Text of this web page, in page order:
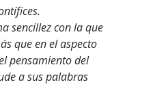
sencillez con la que
que en el aspecto
pensamiento del
a sus palabras